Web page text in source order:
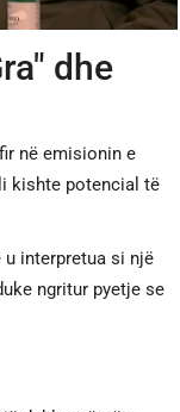
dhe
në emisionin e
kishte potencial të
u interpretua si një
ngritur pyetje se